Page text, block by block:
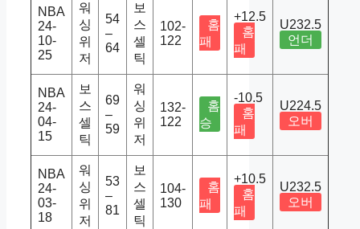
NBA
24-
10-
25
워
싱
위
저
54
–
64
보
스
셀
틱
102-
122
홈
패
+12.5
홈
패
U232.5
언더
NBA
24-
04-
15
보
스
셀
틱
69
–
59
워
싱
위
저
132-
122
홈
승
-10.5
홈
패
U224.5
오버
NBA
24-
03-
18
워
싱
위
저
53
–
81
보
스
셀
틱
104-
130
홈
패
+10.5
홈
패
U232.5
오버